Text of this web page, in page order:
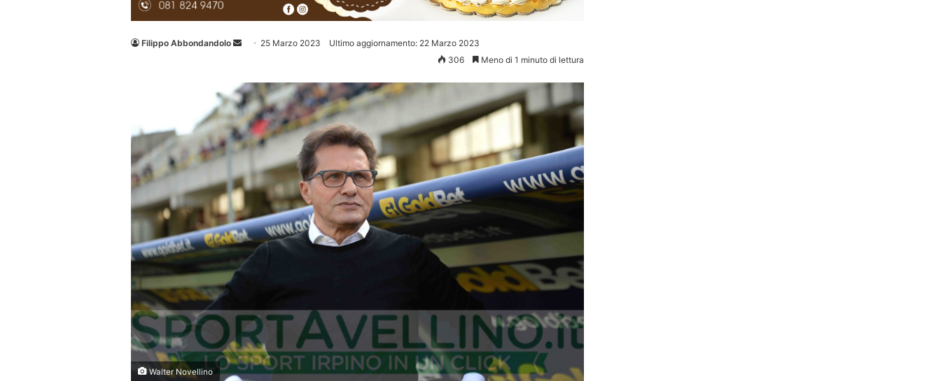
Filippo Abbondandolo
Invia 25 Marzo 2023
Ultimo aggiornamento: 22 Marzo 2023
306
Meno di 1 minuto di lettura
Walter Novellino